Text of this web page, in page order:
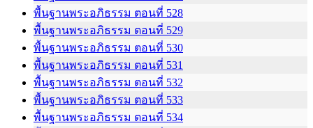
พื้นฐานพระอภิธรรม ตอนที่ 528
พื้นฐานพระอภิธรรม ตอนที่ 529
พื้นฐานพระอภิธรรม ตอนที่ 530
พื้นฐานพระอภิธรรม ตอนที่ 531
พื้นฐานพระอภิธรรม ตอนที่ 532
พื้นฐานพระอภิธรรม ตอนที่ 533
พื้นฐานพระอภิธรรม ตอนที่ 534